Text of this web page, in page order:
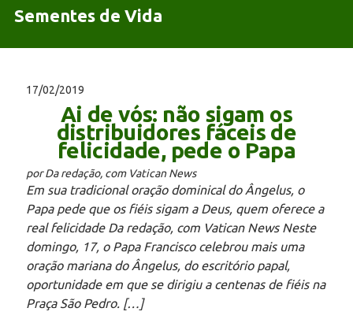
Sementes de Vida
17/02/2019
Ai de vós: não sigam os
distribuidores fáceis de
felicidade, pede o Papa
por Da redação, com Vatican News
Em sua tradicional oração dominical do Ângelus, o
Papa pede que os fiéis sigam a Deus, quem oferece a
real felicidade Da redação, com Vatican News Neste
domingo, 17, o Papa Francisco celebrou mais uma
oração mariana do Ângelus, do escritório papal,
oportunidade em que se dirigiu a centenas de fiéis na
Praça São Pedro. […]